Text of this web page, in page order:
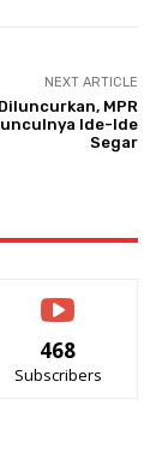
NEXT ARTICLE
MPR
Ide-Ide
Segar
468
Subscribers